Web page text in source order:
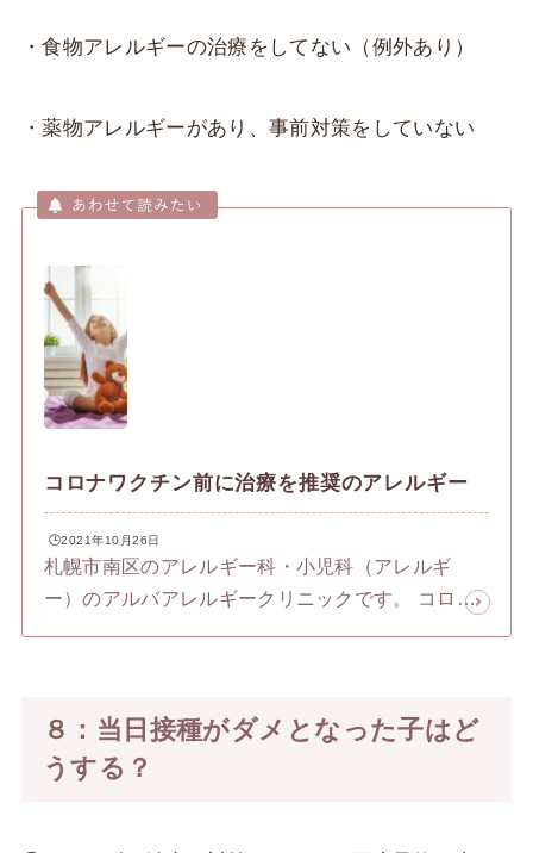
・食物アレルギーの治療をしてない（例外あり）
・薬物アレルギーがあり、事前対策をしていない
コロナワクチン前に治療を推奨のアレルギー
🕒️2021年10月26日
札幌市南区のアレルギー科・小児科（アレルギ
ー）のアルバアレルギークリニックです。 コロナ
ートが・・・」と原因成分を医療関係者から言わ
れてくる人もいますが、実際の現場では少ないで
８：当日接種がダメとなった子はど
うする？